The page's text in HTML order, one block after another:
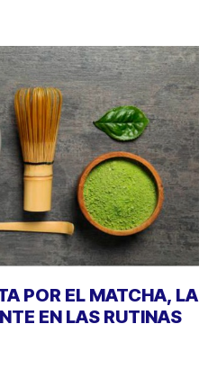
POR EL MATCHA, LA
EN LAS RUTINAS